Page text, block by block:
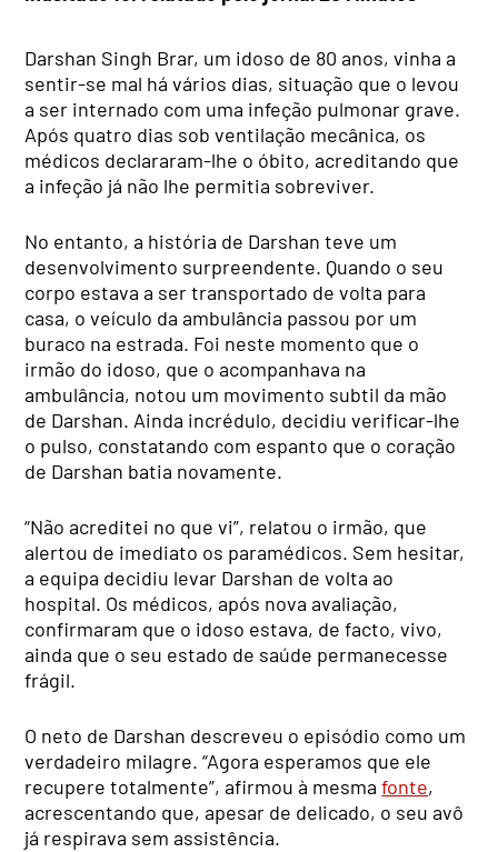
Darshan Singh Brar, um idoso de 80 anos, vinha a
sentir-se mal há vários dias, situação que o levou
a ser internado com uma infeção pulmonar grave.
Após quatro dias sob ventilação mecânica, os
médicos declararam-lhe o óbito, acreditando que
a infeção já não lhe permitia sobreviver.
No entanto, a história de Darshan teve um
desenvolvimento surpreendente. Quando o seu
corpo estava a ser transportado de volta para
casa, o veículo da ambulância passou por um
buraco na estrada. Foi neste momento que o
irmão do idoso, que o acompanhava na
ambulância, notou um movimento subtil da mão
de Darshan. Ainda incrédulo, decidiu verificar-lhe
o pulso, constatando com espanto que o coração
de Darshan batia novamente.
“Não acreditei no que vi”, relatou o irmão, que
alertou de imediato os paramédicos. Sem hesitar,
a equipa decidiu levar Darshan de volta ao
hospital. Os médicos, após nova avaliação,
confirmaram que o idoso estava, de facto, vivo,
ainda que o seu estado de saúde permanecesse
frágil.
O neto de Darshan descreveu o episódio como um
verdadeiro milagre. “Agora esperamos que ele
recupere totalmente”, afirmou à mesmafonte,
acrescentando que, apesar de delicado, o seu avô
já respirava sem assistência.